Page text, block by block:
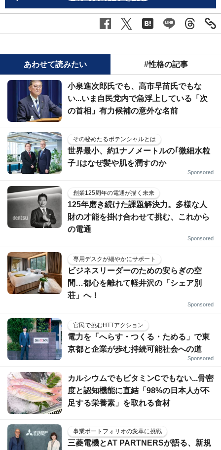
あわせて読みたい #性格の記事
小泉進次郎氏でも、高市早苗氏でもな
い...いま自民党内で急浮上している「次
の首相」有力候補の意外な名前
その秘めたるポテンシャルとは
世界最小、約1ナノメートルの｢微細水粒
子｣はなぜ髪や肌を潤すのか
Sponsored
創業125周年の電通が描く未来
125年磨き続けた課題解決力。多様な人
財の才能を掛け合わせて挑む、これから
の電通
Sponsored
専用デスクが細やかにサポート
ビジネスリーダーのための安らぎの空
間…都心を離れて軽井沢の「シェア別
荘」へ！
Sponsored
官民で挑むHTTアクション
電力を「へらす・つくる・ためる」で東
京都と企業が歩む持続可能社会への道
Sponsored
カルシウムでもビタミンCでもない...骨密
度と認知機能に直結「98%の日本人が不
足する栄養素」を取れる食材
事業ポートフォリオの変革に挑戦
三菱電機とAT PARTNERSが語る、新規